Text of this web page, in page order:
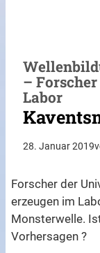
–
Labor
28. Januar 2019
Forscher der
erzeugen im
Monsterwelle.
Vorhersagen ?